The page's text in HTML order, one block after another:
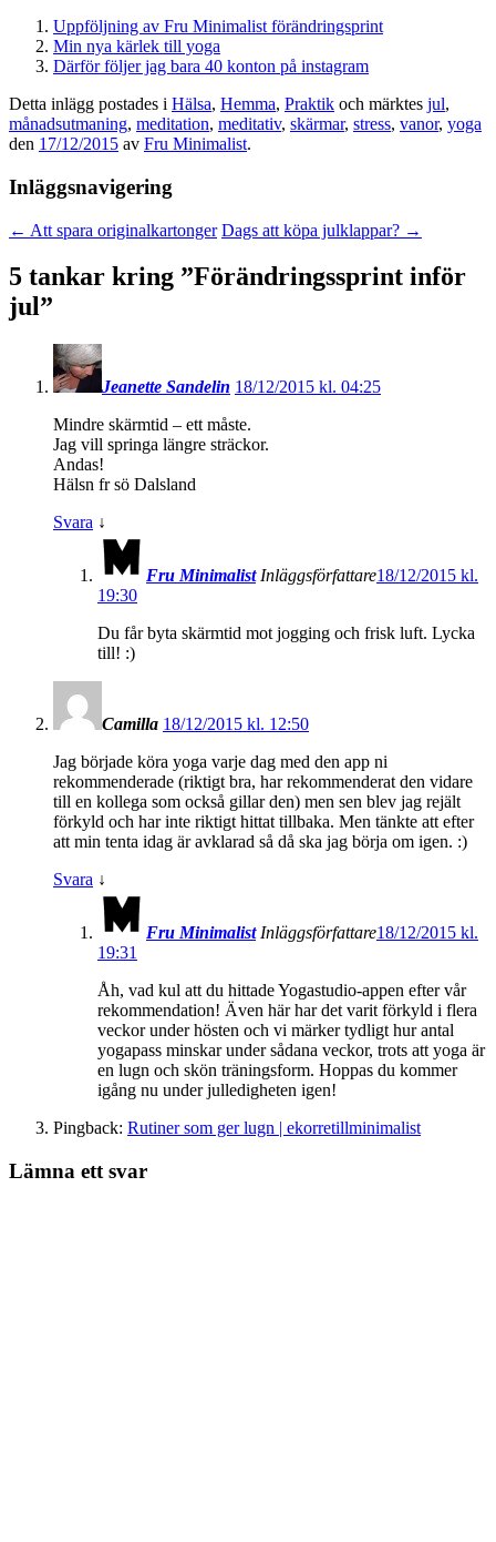
Uppföljning av Fru Minimalist förändringsprint
Min nya kärlek till yoga
Därför följer jag bara 40 konton på instagram
Detta inlägg postades i Hälsa, Hemma, Praktik och märktes jul,
månadsutmaning, meditation, meditativ, skärmar, stress, vanor, yoga
den 17/12/2015 av Fru Minimalist.
Inläggsnavigering
← Att spara originalkartonger Dags att köpa julklappar? →
5 tankar kring ”Förändringssprint inför
jul”
Jeanette Sandelin 18/12/2015 kl. 04:25
Mindre skärmtid – ett måste.
Jag vill springa längre sträckor.
Andas!
Hälsn fr sö Dalsland
Svara ↓
Fru Minimalist Inläggsförfattare18/12/2015 kl.
19:30
Du får byta skärmtid mot jogging och frisk luft. Lycka
till! :)
Camilla 18/12/2015 kl. 12:50
Jag började köra yoga varje dag med den app ni
rekommenderade (riktigt bra, har rekommenderat den vidare
till en kollega som också gillar den) men sen blev jag rejält
förkyld och har inte riktigt hittat tillbaka. Men tänkte att efter
att min tenta idag är avklarad så då ska jag börja om igen. :)
Svara ↓
Fru Minimalist Inläggsförfattare18/12/2015 kl.
19:31
Åh, vad kul att du hittade Yogastudio-appen efter vår
rekommendation! Även här har det varit förkyld i flera
veckor under hösten och vi märker tydligt hur antal
yogapass minskar under sådana veckor, trots att yoga är
en lugn och skön träningsform. Hoppas du kommer
igång nu under julledigheten igen!
Pingback: Rutiner som ger lugn | ekorretillminimalist
Lämna ett svar